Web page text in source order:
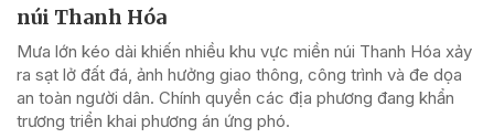
núi Thanh Hóa
Mưa lớn kéo dài khiến nhiều khu vực miền núi Thanh Hóa xảy
ra sạt lở đất đá, ảnh hưởng giao thông, công trình và đe dọa
an toàn người dân. Chính quyền các địa phương đang khẩn
trương triển khai phương án ứng phó.